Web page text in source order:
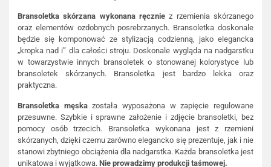
Bransoletka skórzana wykonana ręcznie z rzemienia skórzanego
oraz elementów ozdobnych posrebrzanych. Bransoletka doskonale
będzie się komponować ze stylizacją codzienną, jako elegancka
„kropka nad i” dla całości stroju. Doskonale wygląda na nadgarstku
w towarzystwie innych bransoletek o stonowanej kolorystyce lub
bransoletek skórzanych. Bransoletka jest bardzo lekka oraz
praktyczna.
Bransoletka męskazostała wyposażona w zapięcie regulowane
przesuwne. Szybkie i sprawne założenie i zdjęcie bransoletki, bez
pomocy osób trzecich. Bransoletka wykonana jest z rzemieni
skórzanych, dzięki czemu zarówno elegancko się prezentuje, jak i nie
stanowi zbytniego obciążenia dla nadgarstka. Każda bransoletka jest
unikatowa i wyjątkowa. Nie prowadzimy produkcji taśmowej.